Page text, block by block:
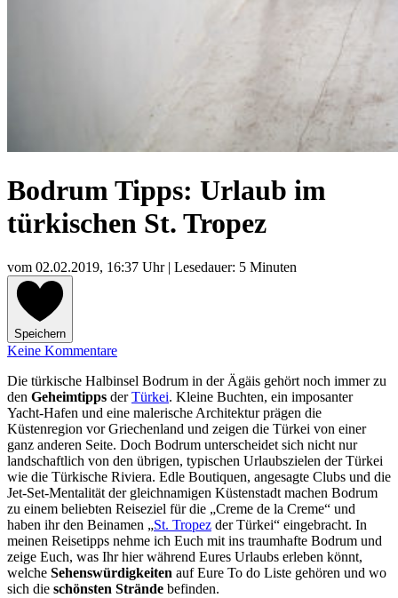
Bodrum Tipps: Urlaub im
türkischen St. Tropez
vom 02.02.2019, 16:37 Uhr| Lesedauer: 5 Minuten
Speichern
Keine Kommentare
Die türkische Halbinsel Bodrum in der Ägäis gehört noch immer zu
den Geheimtipps derTürkei. Kleine Buchten, ein imposanter
Yacht-Hafen und eine malerische Architektur prägen die
Küstenregion vor Griechenland und zeigen die Türkei von einer
ganz anderen Seite. Doch Bodrum unterscheidet sich nicht nur
landschaftlich von den übrigen, typischen Urlaubszielen der Türkei
wie die Türkische Riviera. Edle Boutiquen, angesagte Clubs und die
Jet-Set-Mentalität der gleichnamigen Küstenstadt machen Bodrum
zu einem beliebten Reiseziel für die „Creme de la Creme“ und
haben ihr den Beinamen „St. Tropez der Türkei“ eingebracht. In
meinen Reisetipps nehme ich Euch mit ins traumhafte Bodrum und
zeige Euch, was Ihr hier während Eures Urlaubs erleben könnt,
welche Sehenswürdigkeiten auf Eure To do Liste gehören und wo
sich die schönsten Strände befinden.